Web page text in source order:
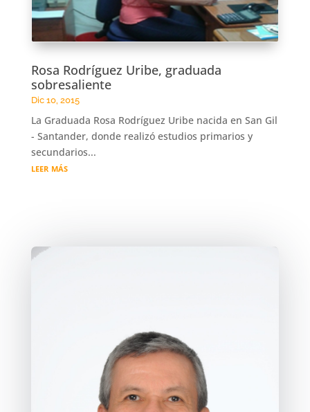
Rosa Rodríguez Uribe, graduada
sobresaliente
Dic 10, 2015
La Graduada Rosa Rodríguez Uribe nacida en San Gil
- Santander, donde realizó estudios primarios y
secundarios...
leer más